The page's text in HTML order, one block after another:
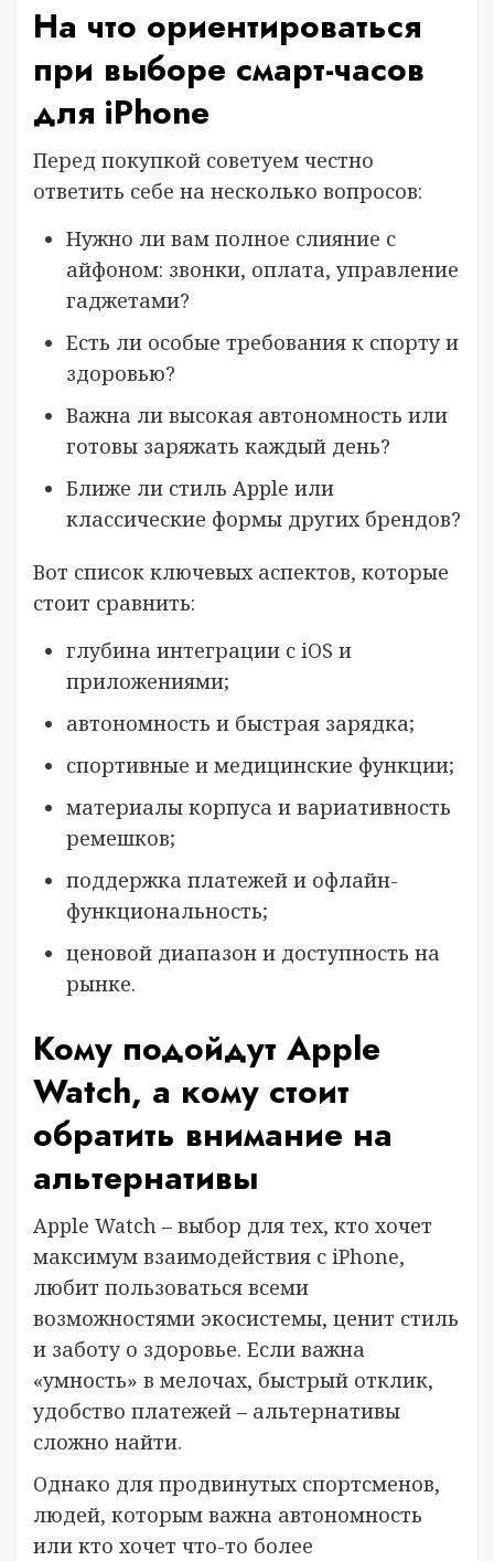
На что ориентироваться
при выборе смарт-часов
для iPhone
Перед покупкой советуем честно
ответить себе на несколько вопросов:
Нужно ли вам полное слияние с
айфоном: звонки, оплата, управление
гаджетами?
Есть ли особые требования к спорту и
здоровью?
Важна ли высокая автономность или
готовы заряжать каждый день?
Ближе ли стиль Apple или
классические формы других брендов?
Вот список ключевых аспектов, которые
стоит сравнить:
глубина интеграции с iOS и
приложениями;
автономность и быстрая зарядка;
спортивные и медицинские функции;
материалы корпуса и вариативность
ремешков;
поддержка платежей и офлайн-
функциональность;
ценовой диапазон и доступность на
рынке.
Кому подойдут Apple
Watch, а кому стоит
обратить внимание на
альтернативы
Apple Watch – выбор для тех, кто хочет
максимум взаимодействия с iPhone,
любит пользоваться всеми
возможностями экосистемы, ценит стиль
и заботу о здоровье. Если важна
«умность» в мелочах, быстрый отклик,
удобство платежей – альтернативы
сложно найти.
Однако для продвинутых спортсменов,
людей, которым важна автономность
или кто хочет что-то более